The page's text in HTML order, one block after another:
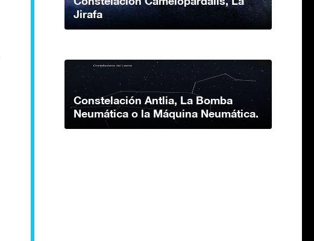
Jirafa
Constelación Antlia, La Bomba
Neumática o la Máquina Neumática.